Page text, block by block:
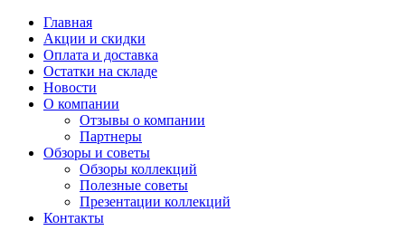
Главная
Акции и скидки
Оплата и доставка
Остатки на складе
Новости
О компании
Отзывы о компании
Партнеры
Обзоры и советы
Обзоры коллекций
Полезные советы
Презентации коллекций
Контакты